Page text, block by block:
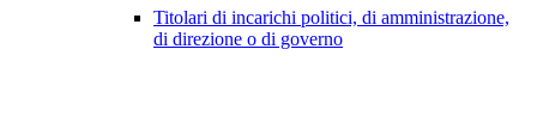
Titolari di incarichi politici, di amministrazione,
di direzione o di governo